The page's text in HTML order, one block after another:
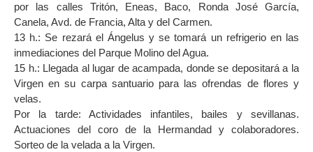
por las calles Tritón, Eneas, Baco, Ronda José García,
Canela, Avd. de Francia, Alta y del Carmen.
13 h.: Se rezará el Ángelus y se tomará un refrigerio en las
inmediaciones del Parque Molino del Agua.
15 h.: Llegada al lugar de acampada, donde se depositará a la
Virgen en su carpa santuario para las ofrendas de flores y
velas.
Por la tarde: Actividades infantiles, bailes y sevillanas.
Actuaciones del coro de la Hermandad y colaboradores.
Sorteo de la velada a la Virgen.